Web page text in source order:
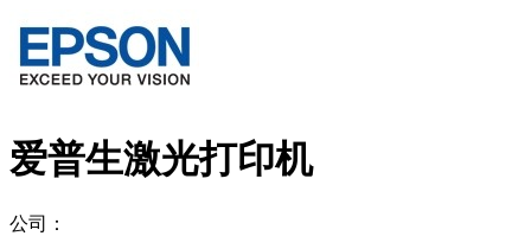
爱普生激光打印机
公司：